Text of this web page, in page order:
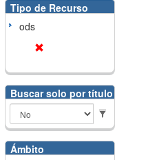
Tipo de Recurso
ods
Buscar solo por título
Ámbito